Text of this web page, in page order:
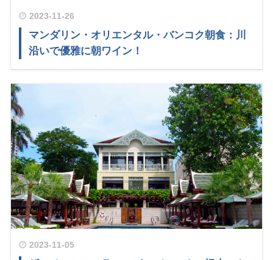
2023-11-26
マンダリン・オリエンタル・バンコク朝食：川
沿いで優雅に朝ワイン！
2023-11-05